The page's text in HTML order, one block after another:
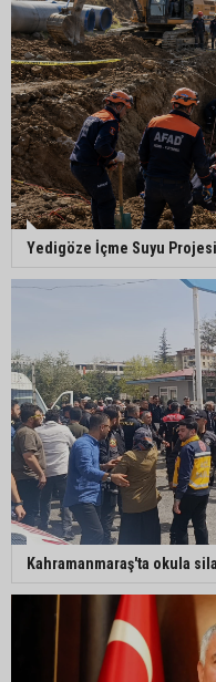
MHP
Yedigöze İçme Suyu
Kahramanmaraş'ta okula